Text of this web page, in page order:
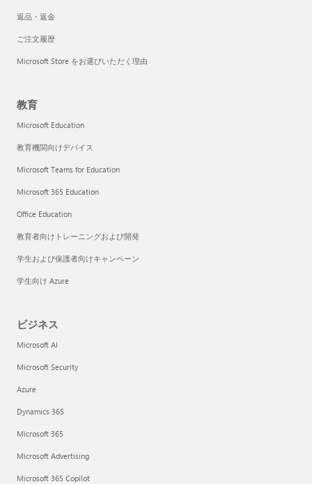
返品・返金
ご注文履歴
Microsoft Store をお選びいただく理由
教育
Microsoft Education
教育機関向けデバイス
Microsoft Teams for Education
Microsoft 365 Education
Office Education
教育者向けトレーニングおよび開発
学生および保護者向けキャンペーン
学生向け Azure
ビジネス
Microsoft AI
Microsoft Security
Azure
Dynamics 365
Microsoft 365
Microsoft Advertising
Microsoft 365 Copilot